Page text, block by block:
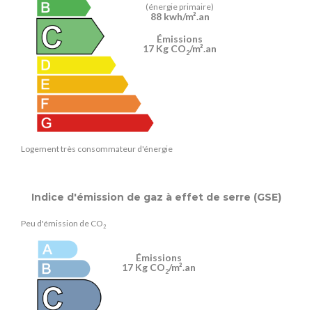
Logement très consommateur d'énergie
(énergie primaire)
88 kwh/m².an
Émissions
17 Kg CO2/m².an
Indice d'émission de gaz à effet de serre (GSE)
Peu d'émission de CO2
Émissions
17 Kg CO2/m².an